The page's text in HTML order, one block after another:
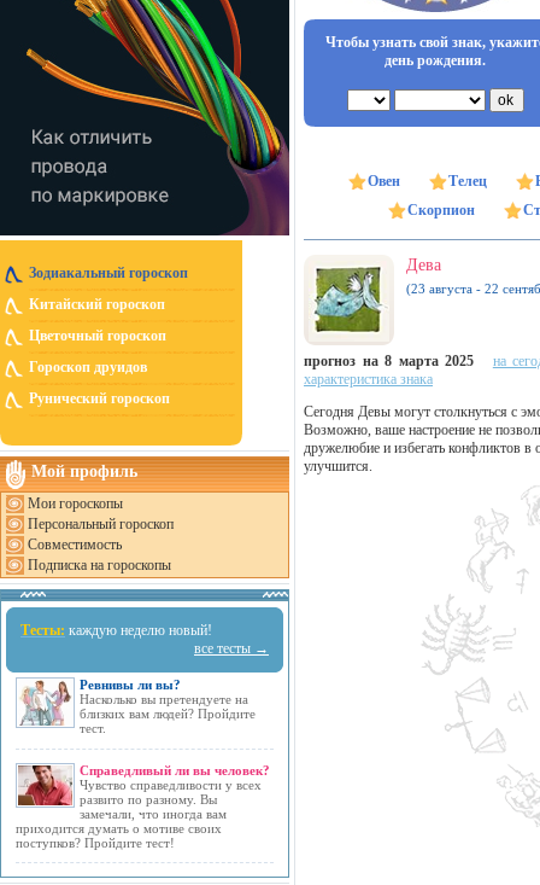
Зодиакальный гороскоп
Китайский гороскоп
Цветочный гороскоп
Гороскоп друидов
Рунический гороскоп
Мой профиль
Мои гороскопы
Персональный гороскоп
Совместимость
Подписка на гороскопы
Тесты: каждую неделю новый!
все тесты →
Ревнивы ли вы?
Насколько вы претендуете на
близких вам людей? Пройдите
тест.
Справедливый ли вы человек?
Чувство справедливости у всех
развито по разному. Вы
замечали, что иногда вам
приходится думать о мотиве своих
поступков? Пройдите тест!
Чтобы узнать свой знак,
день рождения.
Овен Телец
Скорпион
Дева
(23 августа - 22
прогноз на 8 марта 2025
на
характеристика знака
Сегодня Девы могут столкнуться с
Возможно, ваше настроение не
дружелюбие и избегать конфликтов
улучшится.